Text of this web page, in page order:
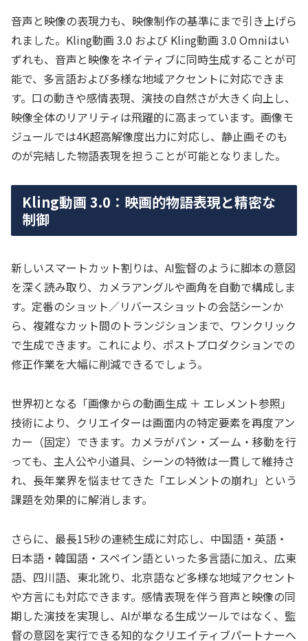
音声と映像の表現力も、映像制作の基準にまで引き上げら
れました。Kling動画 3.0 および Kling動画 3.0 Omniはい
ずれも、音声と映像をネイティブに同時生成することが可
能で、多言語および多様な地域アクセントに対応できま
す。口の動きや感情表現、演技の自然さが大きく向上し、
映像全体のリアリティは飛躍的に高まっています。画像モ
ジュールでは4K超高解像度出力に対応し、静止画そのも
のが完結した物語表現を担うことが可能となりました。
Kling動画 3.0：映画的物語表現と精密な
制御
新しいスマートカット割りは、AI監督のように脚本の意図
を深く読み取り、カメラアングルや画角を自動で構成しま
す。定番のショット／リバースショットの会話シーンか
ら、複雑なカット間のトランジションまで、ワンクリック
で生成できます。これにより、ポストプロダクションでの
修正作業を大幅に削減できるでしょう。
世界初となる「画像からの動画生成 ＋ エレメント参照」
技術により、クリエイターは画面内の特定要素を再度アン
カー（固定）できます。カメラがパン・ズーム・移動を行
っても、主人公や小道具、シーンの特徴は一貫して維持さ
れ、長年業界を悩ませてきた「エレメントの崩れ」という
課題を効果的に解消します。
さらに、最長15秒の連続生成に対応し、中国語・英語・
日本語・韓国語・スペイン語といった多言語に加え、広東
語、四川語、東北訛り、北京語など多様な地域アクセント
や方言にも対応できます。感情表現を伴う音声と映像の同
期した演技を実現し、AIが単なる生成ツールではなく、監
督の意図を実行できる知的なクリエイティブパートナーへ